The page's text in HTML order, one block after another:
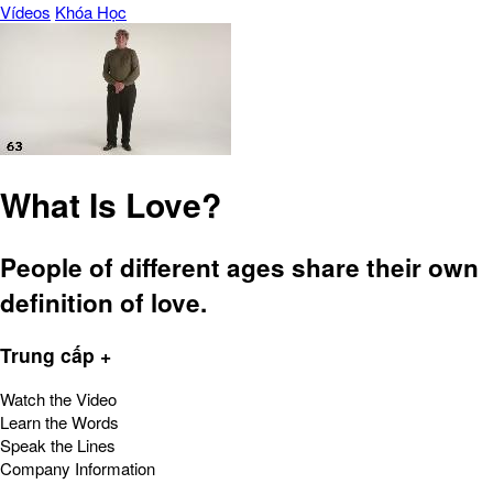
Vídeos Khóa Học
What Is Love?
People of different ages share their own
definition of love.
Trung cấp +
Watch the Video
Learn the Words
Speak the Lines
Company Information